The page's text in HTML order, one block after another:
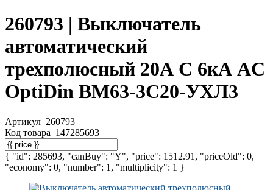
260793 | Выключатель
автоматический
трехполюсный 20А C 6кА AC
OptiDin BM63-3C20-УХЛ3
Артикул 260793
Код товара 147285693
{ "id": 285693, "canBuy": "Y", "price": 1512.91, "priceOld": 0,
"economy": 0, "number": 1, "multiplicity": 1 }